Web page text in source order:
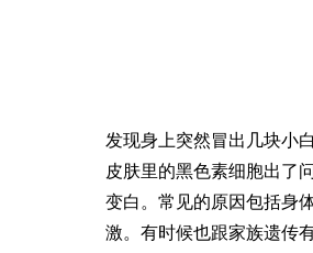
发现身上突然冒出几块小
皮肤里的黑色素细胞出了
变白。常见的原因包括身
激。有时候也跟家族遗传